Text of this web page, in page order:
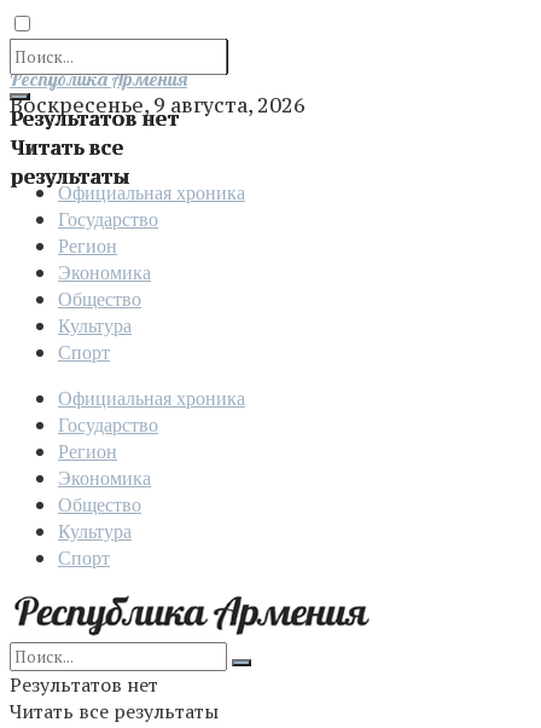
Результатов нет
Читать все
результаты
Отправить
Республика Армения
Воскресенье, 9 августа, 2026
Официальная хроника
Государство
Регион
Экономика
Общество
Культура
Спорт
Официальная хроника
Государство
Регион
Экономика
Общество
Культура
Спорт
Результатов нет
Читать все результаты